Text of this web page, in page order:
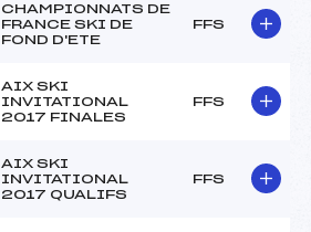
CHAMPIONNATS DE
FRANCE SKI DE
FOND D'ETE
FFS
AIX SKI
INVITATIONAL
2017 FINALES
FFS
AIX SKI
INVITATIONAL
2017 QUALIFS
FFS